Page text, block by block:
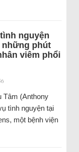
nguyện
những phút
viêm phổi
Tâm (Anthony
tình nguyện tại
một bệnh viện